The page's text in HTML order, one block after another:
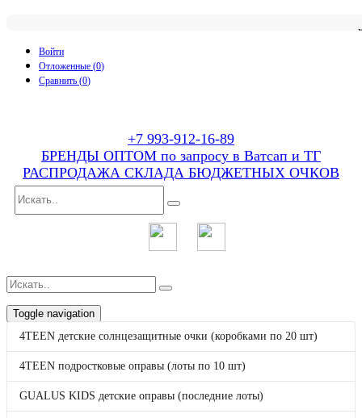
Войти
Отложенные (0)
Сравнить (0)
+7 993-912-16-89
БРЕНДЫ ОПТОМ по запросу в Ватсап и ТГ
РАСПРОДАЖА СКЛАДА БЮДЖЕТНЫХ ОЧКОВ
Toggle navigation
4TEEN детские солнцезащитные очки
(коробками по 20 шт)
шт)
товаров0на0 p
4TEEN детские солнцезащитные очки (коробками по 20 шт)
4TEEN подростковые оправы (лоты по 10 шт)
GUALUS KIDS детские оправы (последние лоты)